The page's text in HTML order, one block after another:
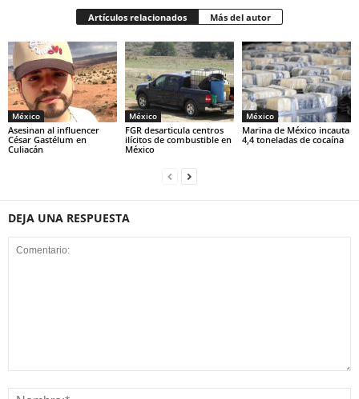
Artículos relacionados Más del autor
México
Asesinan al influencer
César Gastélum en
Culiacán
México
FGR desarticula centros
ilícitos de combustible en
México
México
Marina de México incauta
4,4 toneladas de cocaína
DEJA UNA RESPUESTA